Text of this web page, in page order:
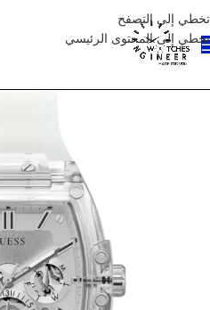
تخطي إلى التصفح
تخطي إلى المحتوى الرئيسي